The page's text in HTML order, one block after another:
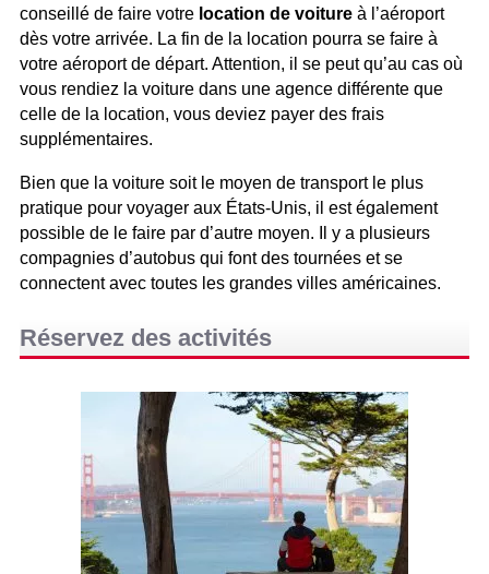
conseillé de faire votre location de voiture à l’aéroport
dès votre arrivée. La fin de la location pourra se faire à
votre aéroport de départ. Attention, il se peut qu’au cas où
vous rendiez la voiture dans une agence différente que
celle de la location, vous deviez payer des frais
supplémentaires.
Bien que la voiture soit le moyen de transport le plus
pratique pour voyager aux États-Unis, il est également
possible de le faire par d’autre moyen. Il y a plusieurs
compagnies d’autobus qui font des tournées et se
connectent avec toutes les grandes villes américaines.
Réservez des activités